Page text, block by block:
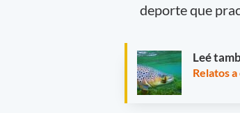
deporte que
Leé
Relatos